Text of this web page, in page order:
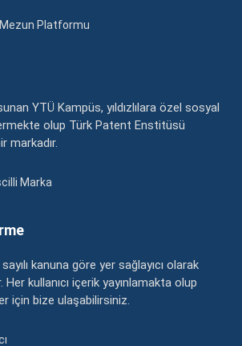
Platformu
YTÜ Kampüs, yıldızlılara özel sosyal
olup Türk Patent Enstitüsü
markadır.
Marka
kanuna göre yer sağlayıcı olarak
kullanıcı içerik yayınlamakta olup
için bize ulaşabilirsiniz.